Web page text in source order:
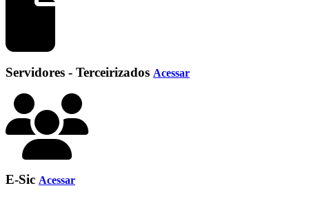
Servidores - Terceirizados Acessar
E-Sic Acessar